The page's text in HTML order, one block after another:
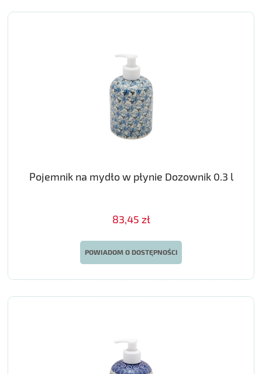
Pojemnik na mydło w płynie Dozownik 0.3 l
83,45 zł
POWIADOM O DOSTĘPNOŚCI